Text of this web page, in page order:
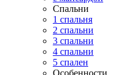
Спальни
1 спальня
2 спальни
3 спальни
4 спальни
5 спален
Особенности